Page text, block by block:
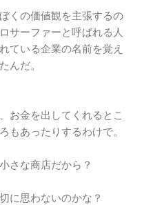
くの価値観を主張するの
サーファーと呼ばれる人
ている企業の名前を覚え
んだ。
お金を出してくれるとこ
もあったりするわけで。
さな商店だから？
に思わないのかな？